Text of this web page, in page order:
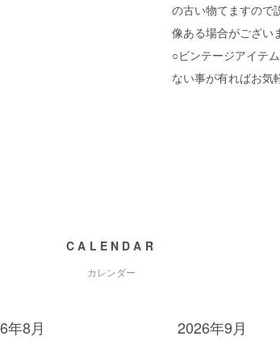
の古い物てますので
像ある場合がござい
○ビンテージアイテ
ない事が有ればお気
CALENDAR
カレンダー
年8月 2026年9月